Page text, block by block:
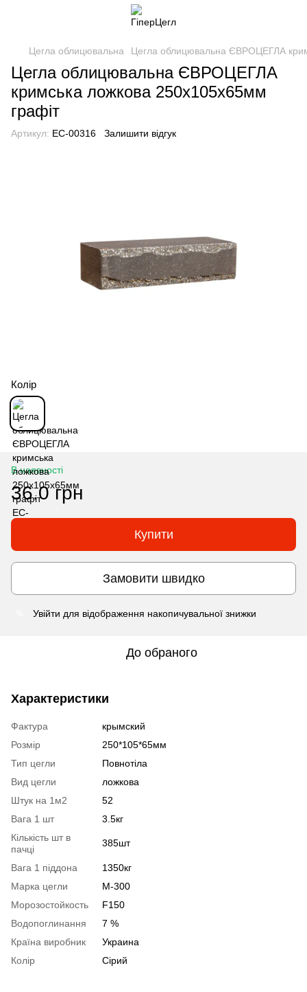
Цегла облицювальна Цегла облицювальна ЄВРОЦЕГЛА
Цегла облицювальна ЄВРОЦЕГЛА
кримська ложкова 250х105х65мм
графіт
Артикул: EC-00316 Залишити відгук
Колір
В наявності
36.0 грн
Купити
Замовити швидко
Увійти для відображення накопичувальної знижки
До обраного
Характеристики
Фактура
крымский
Розмір
250*105*65мм
Тип цегли
Повнотіла
Вид цегли
ложкова
Штук на 1м2
52
Вага 1 шт
3.5кг
Кількість шт в
пачці
385шт
Вага 1 піддона
1350кг
Марка цегли
М-300
Морозостойкость
F150
Водопоглинання
7 %
Країна виробник
Украина
Колір
Сірий